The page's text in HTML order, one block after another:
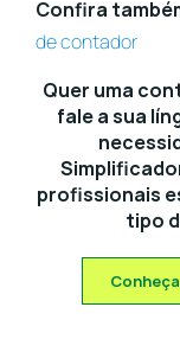
Confira
de contador
Quer uma
fale a sua
profissionais
tipo